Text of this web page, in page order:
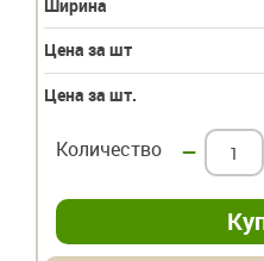
Ширина
Цена за шт
Цена за шт.
Количество –